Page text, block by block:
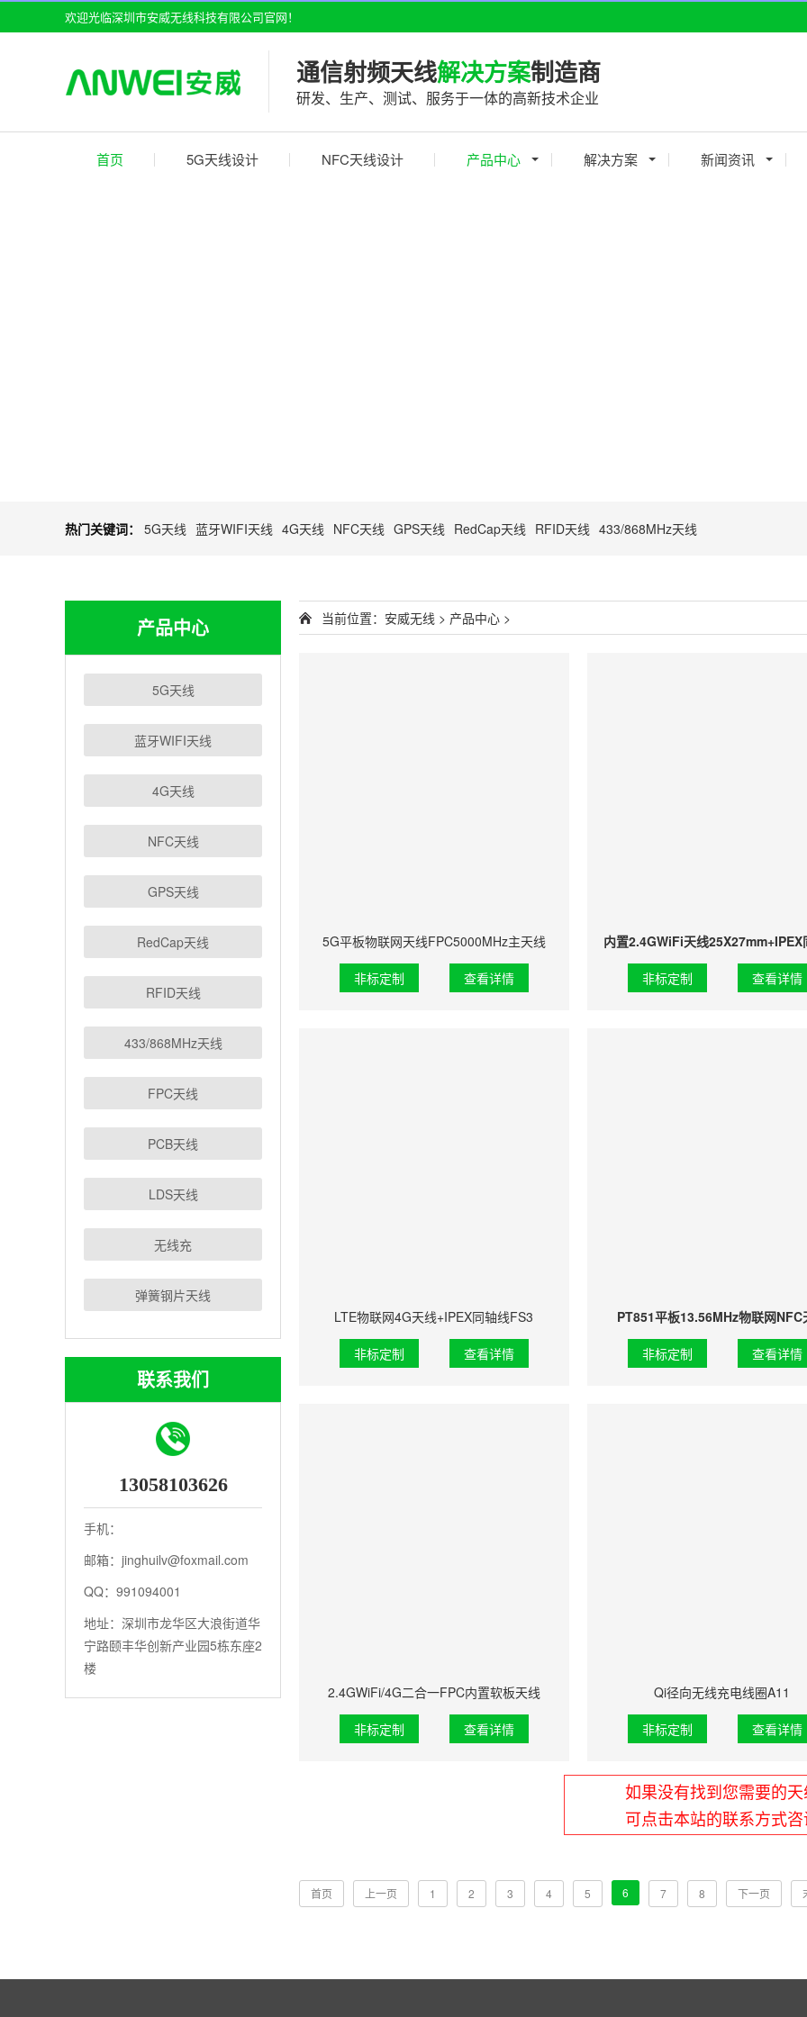
欢迎光临深圳市安威无线科技有限公司官网！
通信射频天线解决方案制造商
研发、生产、测试、服务于一体的高新技术企业
首页 5G天线设计 NFC天线设计 产品中心 解决方案 新闻资讯
热门关键词： 5G天线 蓝牙WIFI天线 4G天线 NFC天线 GPS天线 RedCap天线 RFID天线 433/868MHz天线
产品中心
5G天线
蓝牙WIFI天线
4G天线
NFC天线
GPS天线
RedCap天线
RFID天线
433/868MHz天线
FPC天线
PCB天线
LDS天线
无线充
弹簧钢片天线
联系我们
13058103626
手机：
邮箱：jinghuilv@foxmail.com
QQ：991094001
地址：深圳市龙华区大浪街道华
宁路颐丰华创新产业园5栋东座2
楼
当前位置： 安威无线 > 产品中心 >
5G平板物联网天线FPC5000MHz主天线
非标定制 查看详情
内置2.4GWiFi天线25X27mm+IPEX
非标定制 查看详情
LTE物联网4G天线+IPEX同轴线FS3
非标定制 查看详情
PT851平板13.56MHz物联网NFC
非标定制 查看详情
2.4GWiFi/4G二合一FPC内置软板天线
非标定制 查看详情
Qi径向无线充电线圈A11
非标定制 查看详情
如果没有找到您需要的
可点击本站的联系方式
首页 上一页 1 2 3 4 5 6 7 8 下一页